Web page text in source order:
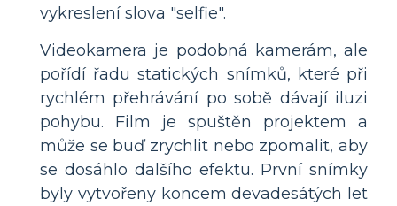
vykreslení slova "selfie".
Videokamera je podobná kamerám, ale
pořídí řadu statických snímků, které při
rychlém přehrávání po sobě dávají iluzi
pohybu. Film je spuštěn projektem a
může se buď zrychlit nebo zpomalit, aby
se dosáhlo dalšího efektu. První snímky
byly vytvořeny koncem devadesátých let